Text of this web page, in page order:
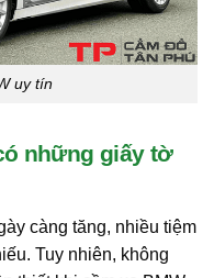
uy tín
những giấy tờ
càng tăng, nhiều tiệm
Tuy nhiên, không